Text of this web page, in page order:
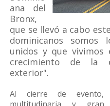
ana del
Bronx,
que se llevó a cabo
dominicanos somos
unidos y que
crecimiento de la
exterior".
Al cierre de evento,